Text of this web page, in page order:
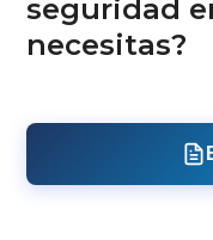
seguridad
necesitas?